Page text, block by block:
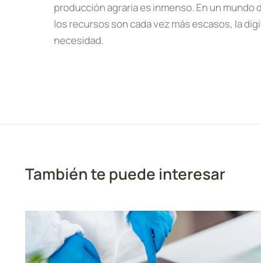
producción agraria es inmenso. En un
los recursos son cada vez más escasos, la
necesidad.
También te puede interesar